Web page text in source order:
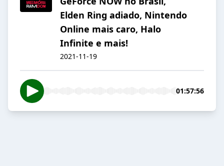
Elden Ring adiado, Nintendo
Online mais caro, Halo
Infinite e mais!
2021-11-19
01:57:56